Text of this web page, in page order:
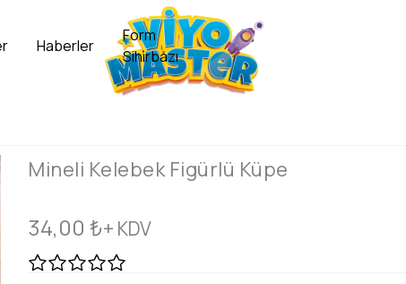
Mineli Kelebek Figürlü Küpe
34,00 ₺+ KDV
Haberler
Form
Sihirbazı